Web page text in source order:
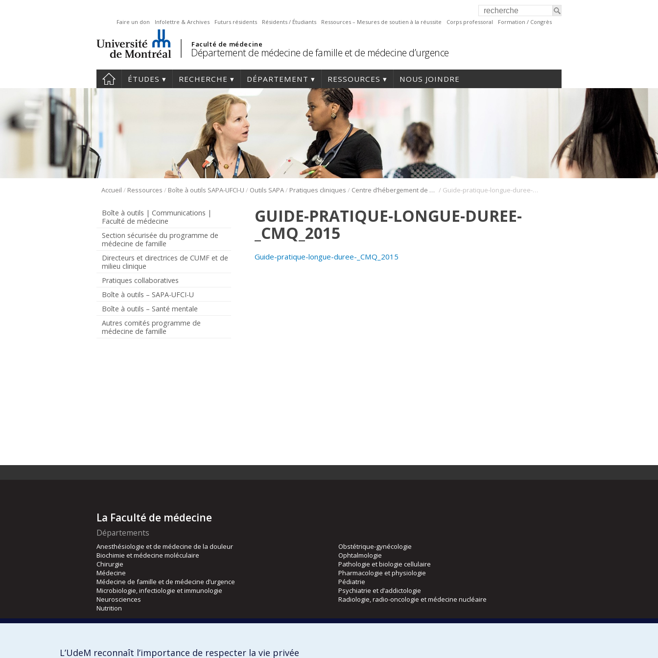
Faire un don Infolettre & Archives Futurs résidents Résidents / Étudiants Ressources – Mesures de soutien à la réussite Corps professoral Formation / Congrès
Faculté de médecine
Département de médecine de famille et de médecine d’urgence
ÉTUDES RECHERCHE DÉPARTEMENT RESSOURCES NOUS JOINDRE
Accueil / Ressources / Boîte à outils SAPA-UFCI-U / Outils SAPA/ Pratiques cliniques / Centre d’hébergement de soins de longue durée / Guide-pratique-longue-duree-_CMQ_2015
Boîte à outils | Communications |
Faculté de médecine
Section sécurisée du programme de
médecine de famille
Directeurs et directrices de CUMF et de
milieu clinique
Pratiques collaboratives
Boîte à outils – SAPA-UFCI-U
Boîte à outils – Santé mentale
Autres comités programme de
médecine de famille
GUIDE-PRATIQUE-LONGUE-DUREE-
_CMQ_2015
Guide-pratique-longue-duree-_CMQ_2015
La Faculté de médecine
Départements
Anesthésiologie et de médecine de la douleur
Biochimie et médecine moléculaire
Chirurgie
Médecine
Médecine de famille et de médecine d’urgence
Microbiologie, infectiologie et immunologie
Neurosciences
Nutrition
Obstétrique-gynécologie
Ophtalmologie
Pathologie et biologie cellulaire
Pharmacologie et physiologie
Pédiatrie
Psychiatrie et d’addictologie
Radiologie, radio-oncologie et médecine nucléaire
Orthophonie et audiologie
L’UdeM reconnaît l’importance de respecter la vie privée